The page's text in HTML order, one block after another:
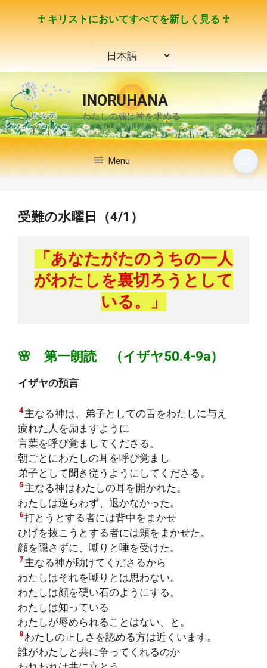
ス
キ
ッ
プ
♰ キリストにおいてすべてを新しく見る ♰
選
択
INORUHANA
わたしの魂は神を求める
Menu
受難の水曜日（4/1）
「あなたがたのうちの一人
がわたしを裏切ろうとして
いる。」
🌸 第一朗読 （イザヤ50.4-9a）
イザヤの預言
4 主なる神は、弟子としての舌をわたしに与え
疲れた人を励ますように
言葉を呼び覚ましてくださる。
朝ごとにわたしの耳を呼び覚まし
弟子として聞き従うようにしてくださる。
5 主なる神はわたしの耳を開かれた。
わたしは逆らわず、退かなかった。
6打とうとする者には背中をまかせ
ひげを抜こうとする者には頬をまかせた。
顔を隠さずに、嘲りと唾を受けた。
7 主なる神が助けてくださるから
わたしはそれを嘲りとは思わない。
わたしは顔を硬い石のようにする。
わたしは知っている
わたしが辱められることはない、と。
8 わたしの正しさを認める方は近くいます。
誰がわたしと共に争ってくれるのか